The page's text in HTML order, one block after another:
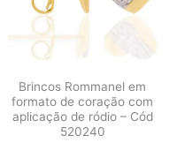
Brincos Rommanel em
formato de coração com
aplicação de ródio – Cód
520240